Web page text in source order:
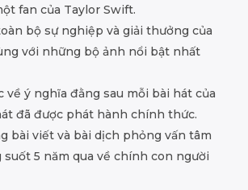
fan của Taylor Swift.
bộ sự nghiệp và giải thưởng của
với những bộ ảnh nổi bật nhất
về ý nghĩa đằng sau mỗi bài hát của
đã được phát hành chính thức.
bài viết và bài dịch phỏng vấn tâm
5 năm qua về chính con người